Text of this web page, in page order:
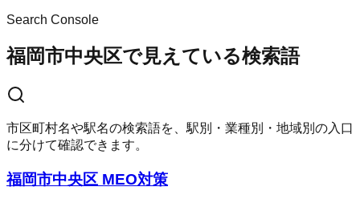
Search Console
福岡市中央区で見えている検索語
市区町村名や駅名の検索語を、駅別・業種別・地域別の入口
に分けて確認できます。
福岡市中央区 MEO対策